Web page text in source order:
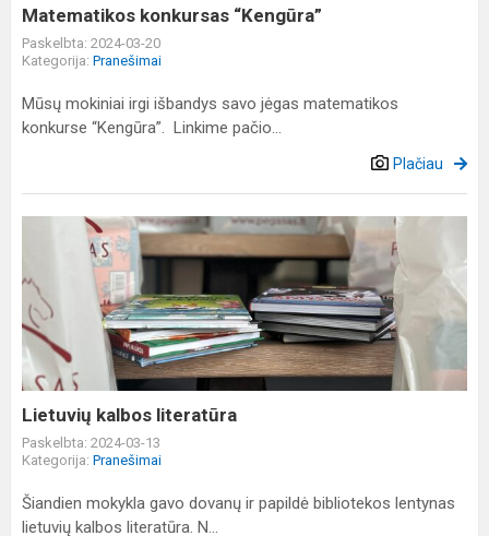
Matematikos konkursas “Kengūra”
Paskelbta: 2024-03-20
Kategorija: Pranešimai
Mūsų mokiniai irgi išbandys savo jėgas matematikos
konkurse “Kengūra”. Linkime pačio...
Plačiau
literatūra
Lietuvių kalbos literatūra
Paskelbta: 2024-03-13
Kategorija: Pranešimai
Šiandien mokykla gavo dovanų ir papildė bibliotekos lentynas
lietuvių kalbos literatūra. N...